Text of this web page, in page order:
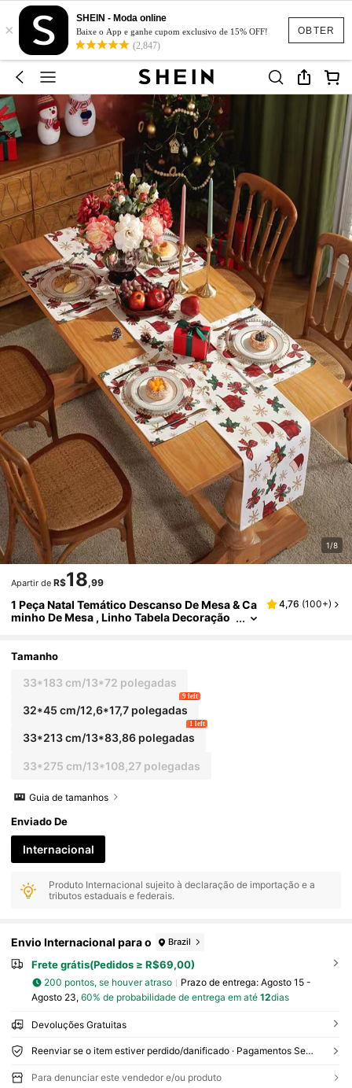
OBTER
×
SHEIN - Moda online
Baixe o App e ganhe cupom exclusivo de 15% OFF!
(2,847)
1/8
Apartir de R$18,99
1 Peça Natal Temático Descanso De Mesa & Ca
minho De Mesa , Linho Tabela Decoração
es Para Casa , Ótimo Presente Para A Festivo F
4,76 (100+)
Tamanho
33*183 cm/13*72 polegadas
32*45 cm/12,6*17,7 polegadas
9 left
33*213 cm/13*83,86 polegadas
1 left
33*275 cm/13*108,27 polegadas
Guia de tamanhos
Enviado De
Internacional
Produto Internacional sujeito à declaração de importação e a
tributos estaduais e federais.
Envio Internacional para o Brazil
Frete grátis(Pedidos ≥ R$69,00)
200 pontos, se houver atraso Prazo de entrega: Agosto 15 -
Agosto 23, 60% de probabilidade de entrega em até 12dias
Devoluções Gratuitas
Reenviar se o item estiver perdido/danificado · Pagamentos Seguros · Proteção de privacidade
Para denunciar este vendedor e/ou produto